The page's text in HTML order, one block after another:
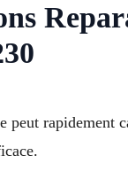
peut rapidement